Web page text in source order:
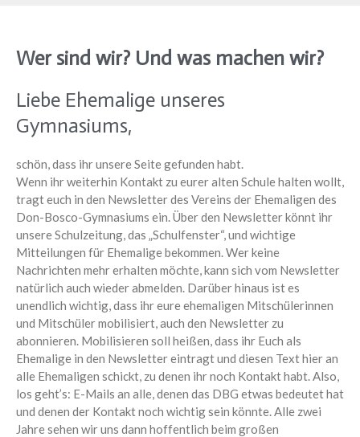
Wer sind wir? Und was machen wir?
Liebe Ehemalige unseres
Gymnasiums,
schön, dass ihr unsere Seite gefunden habt.
Wenn ihr weiterhin Kontakt zu eurer alten Schule halten wollt,
tragt euch in den Newsletter des Vereins der Ehemaligen des
Don-Bosco-Gymnasiums ein. Über den Newsletter könnt ihr
unsere Schulzeitung, das „Schulfenster“, und wichtige
Mitteilungen für Ehemalige bekommen. Wer keine
Nachrichten mehr erhalten möchte, kann sich vom Newsletter
natürlich auch wieder abmelden. Darüber hinaus ist es
unendlich wichtig, dass ihr eure ehemaligen Mitschülerinnen
und Mitschüler mobilisiert, auch den Newsletter zu
abonnieren. Mobilisieren soll heißen, dass ihr Euch als
Ehemalige in den Newsletter eintragt und diesen Text hier an
alle Ehemaligen schickt, zu denen ihr noch Kontakt habt. Also,
los geht’s: E-Mails an alle, denen das DBG etwas bedeutet hat
und denen der Kontakt noch wichtig sein könnte. Alle zwei
Jahre sehen wir uns dann hoffentlich beim großen